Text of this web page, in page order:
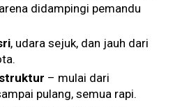
didampingi pemandu
, udara sejuk, dan jauh dari
– mulai dari
pulang, semua rapi.